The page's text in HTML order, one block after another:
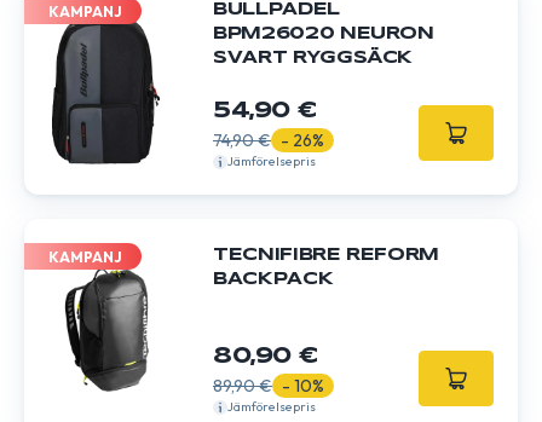
KAMPANJ
BULLPADEL
BPM26020 NEURON
SVART RYGGSÄCK
54,90 €
74,90 € - 26%
Jämförelsepris
KAMPANJ
TECNIFIBRE REFORM
BACKPACK
80,90 €
89,90 € - 10%
Jämförelsepris